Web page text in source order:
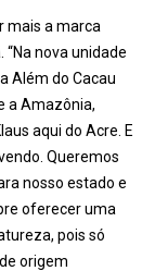
mais a marca
nova unidade
Além do Cacau
a Amazônia,
aqui do Acre. E
Queremos
nosso estado e
oferecer uma
pois só
origem